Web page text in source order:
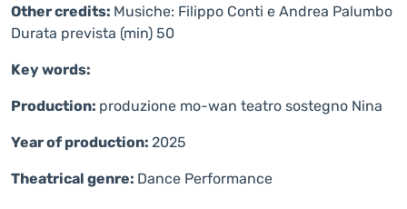
Other credits: Musiche: Filippo Conti e Andrea Palumbo
Durata prevista (min) 50
Key words:
Production: produzione mo-wan teatro sostegno Nina
Year of production: 2025
Theatrical genre: Dance Performance